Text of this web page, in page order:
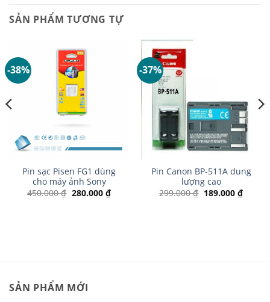
SẢN PHẨM TƯƠNG TỰ
-38%
Pin sạc Pisen FG1 dùng
cho máy ảnh Sony
450.000₫ Giá
gốc
280.000 ₫Giá
hiện
-37%
Pin Canon BP-511A dung
lượng cao
299.000₫ Giá
gốc
189.000 ₫Giá
hiện
SẢN PHẨM MỚI